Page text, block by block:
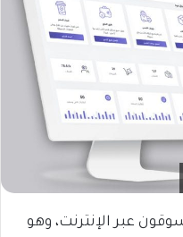
عبر الإنترنت، وهو